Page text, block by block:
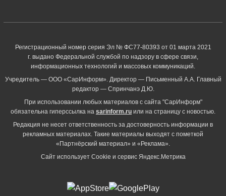
Регистрационный номер серия Эл № ФС77-80393 от 01 марта 2021
г. выдано Федеральной службой по надзору в сфере связи,
информационных технологий и массовых коммуникаций.
Учредитель — ООО «СарИнформ». Директор — Письменный А.А. Главный
редактор — Спринчанэ Д.Ю.
При использовании любых материалов с сайта "СарИнформ"
обязательна гиперссылка на sarinform.ru или на страницу с новостью.
Редакция не несет ответственность за достоверность информации в
рекламных материалах. Такие материалы выходят с пометкой
«Партнёрский материал» и «Реклама».
Сайт использует Cookie и сервиc Яндекс.Метрика